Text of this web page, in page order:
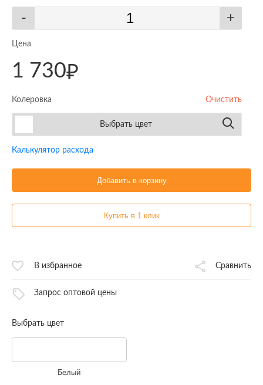
- +
Цена
1 730₽
Колеровка Очистить
Выбрать цвет
Калькулятор расхода
Добавить в корзину
Купить в 1 клик
В избранное Сравнить
Запрос оптовой цены
Выбрать цвет
Белый